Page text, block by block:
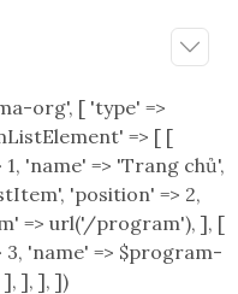
org', [ 'type' =>
=> [ [
'name' => 'Trang chủ',
'position' => 2,
=> url('/program'), ], [
3, 'name' => $program-
], ], ])